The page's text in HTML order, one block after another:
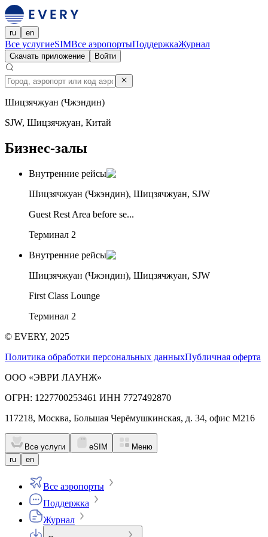
ru en
Все услугиeSIMВсе аэропортыПоддержкаЖурнал
Скачать приложение Войти
Шицзячжуан (Чжэндин)
SJW, Шицзячжуан, Китай
Бизнес-залы
Внутренние рейсы
Шицзячжуан (Чжэндин), Шицзячжуан, SJW
Guest Rest Area before se...
Терминал 2
Внутренние рейсы
Шицзячжуан (Чжэндин), Шицзячжуан, SJW
First Class Lounge
Терминал 2
© EVERY, 2025
Политика обработки персональных данныхПубличная оферта
ООО «ЭВРИ ЛАУНЖ»
ОГРН: 1227700253461 ИНН 7727492870
117218, Москва, Большая Черёмушкинская, д. 34, офис М216
Все услуги eSIM
Меню
ru
en
Все аэропорты
Поддержка
Журнал